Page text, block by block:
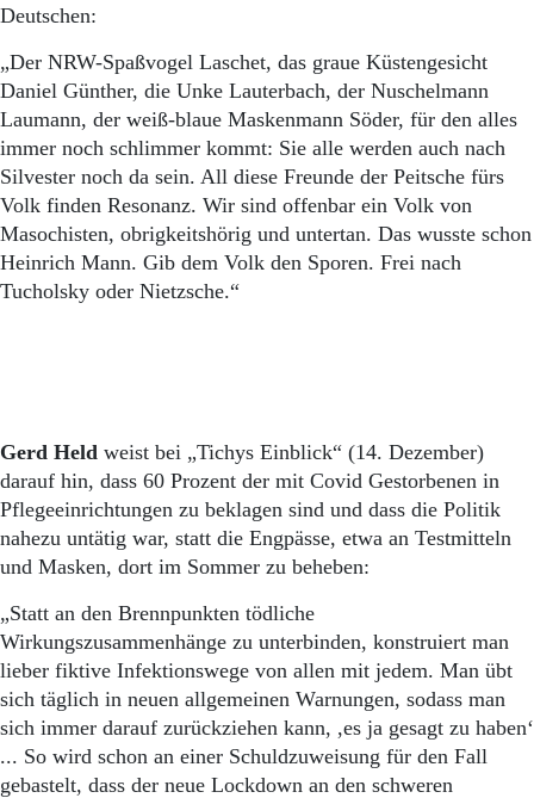
Deutschen:
„Der NRW-Spaßvogel Laschet, das graue Küstengesicht
Daniel Günther, die Unke Lauterbach, der Nuschelmann
Laumann, der weiß-blaue Maskenmann Söder, für den alles
immer noch schlimmer kommt: Sie alle werden auch nach
Silvester noch da sein. All diese Freunde der Peitsche fürs
Volk finden Resonanz. Wir sind offenbar ein Volk von
Masochisten, obrigkeitshörig und untertan. Das wusste schon
Heinrich Mann. Gib dem Volk den Sporen. Frei nach
Tucholsky oder Nietzsche.“
Gerd Held weist bei „Tichys Einblick“ (14. Dezember)
darauf hin, dass 60 Prozent der mit Covid Gestorbenen in
Pflegeeinrichtungen zu beklagen sind und dass die Politik
nahezu untätig war, statt die Engpässe, etwa an Testmitteln
und Masken, dort im Sommer zu beheben:
„Statt an den Brennpunkten tödliche
Wirkungszusammenhänge zu unterbinden, konstruiert man
lieber fiktive Infektionswege von allen mit jedem. Man übt
sich täglich in neuen allgemeinen Warnungen, sodass man
sich immer darauf zurückziehen kann, ,es ja gesagt zu haben‘
... So wird schon an einer Schuldzuweisung für den Fall
gebastelt, dass der neue Lockdown an den schweren